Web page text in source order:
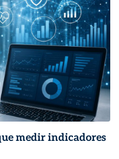
medir indicadores